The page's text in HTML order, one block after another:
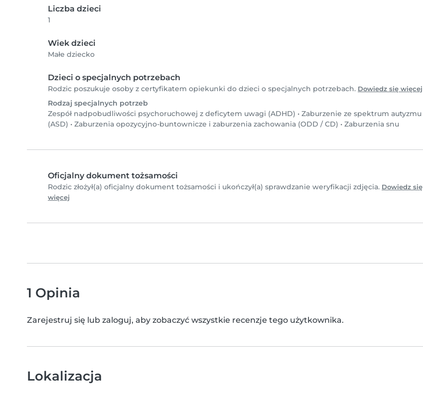
Liczba dzieci
1
Wiek dzieci
Małe dziecko
Dzieci o specjalnych potrzebach
Rodzic poszukuje osoby z certyfikatem opiekunki do dzieci o specjalnych potrzebach. Dowiedz się więcej
Rodzaj specjalnych potrzeb
Zespół nadpobudliwości psychoruchowej z deficytem uwagi (ADHD) • Zaburzenie ze spektrum autyzmu
(ASD) • Zaburzenia opozycyjno-buntownicze i zaburzenia zachowania (ODD / CD) • Zaburzenia snu
Oficjalny dokument tożsamości
Rodzic złożył(a) oficjalny dokument tożsamości i ukończył(a) sprawdzanie weryfikacji zdjęcia. Dowiedz się
więcej
1 Opinia
Zarejestruj się lub zaloguj, aby zobaczyć wszystkie recenzje tego użytkownika.
Lokalizacja